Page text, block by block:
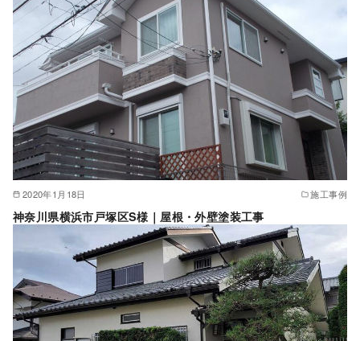
2020年1月18日 施工事例
神奈川県横浜市戸塚区S様｜屋根・外壁塗装工事